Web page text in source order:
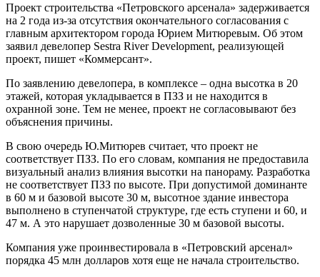
Проект строительства «Петровского арсенала» задерживается
на 2 года из-за отсутствия окончательного согласования с
главным архитектором города Юрием Митюревым. Об этом
заявил девелопер Sestra River Development, реализующей
проект, пишет «Коммерсант».
По заявлению девелопера, в комплексе – одна высотка в 20
этажей, которая укладывается в ПЗЗ и не находится в
охранной зоне. Тем не менее, проект не согласовывают без
объяснения причины.
В свою очередь Ю.Митюрев считает, что проект не
соответствует ПЗЗ. По его словам, компания не предоставила
визуальный анализ влияния высотки на панораму. Разработка
не соответствует ПЗЗ по высоте. При допустимой доминанте
в 60 м и базовой высоте 30 м, высотное здание инвестора
выполнено в ступенчатой структуре, где есть ступени и 60, и
47 м. А это нарушает дозволенные 30 м базовой высоты.
Компания уже проинвестировала в «Петровский арсенал»
порядка 45 млн долларов хотя еще не начала строительство.